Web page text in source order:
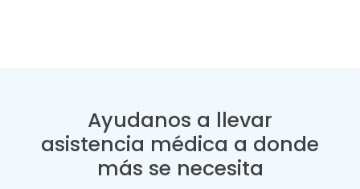
Ayudanos a llevar
asistencia médica a donde
más se necesita